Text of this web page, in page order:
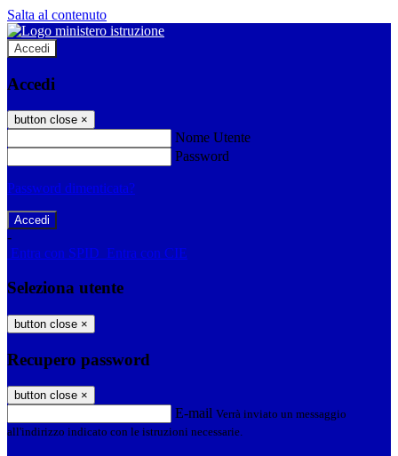
Salta al contenuto
Accedi
Accedi
button close ×
Nome Utente
Password
Password dimenticata?
-
Entra con SPID Entra con CIE
Seleziona utente
button close ×
Recupero password
button close ×
E-mail Verrà inviato un messaggio
all'indirizzo indicato con le istruzioni necessarie.